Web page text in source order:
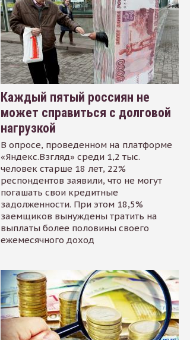
Каждый пятый россиян не
может справиться с долговой
нагрузкой
В опросе, проведенном на платформе
«Яндекс.Взгляд» среди 1,2 тыс.
человек старше 18 лет, 22%
респондентов заявили, что не могут
погашать свои кредитные
задолженности. При этом 18,5%
заемщиков вынуждены тратить на
выплаты более половины своего
ежемесячного доход